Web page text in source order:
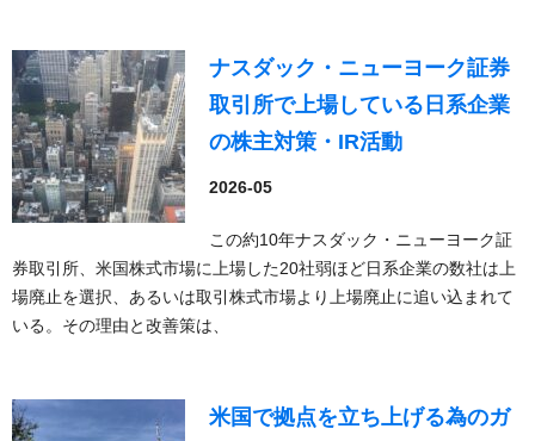
ナスダック・ニューヨーク証券
取引所で上場している日系企業
の株主対策・IR活動
2026-05
この約10年ナスダック・ニューヨーク証
券取引所、米国株式市場に上場した20社弱ほど日系企業の数社は上
場廃止を選択、あるいは取引株式市場より上場廃止に追い込まれて
いる。その理由と改善策は、
米国で拠点を立ち上げる為のガ